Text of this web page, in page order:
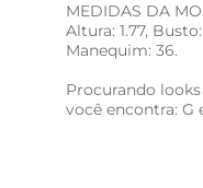
MEDIDAS DA
Altura: 1.77,
Manequim: 36.
Procurando
você encontra: G